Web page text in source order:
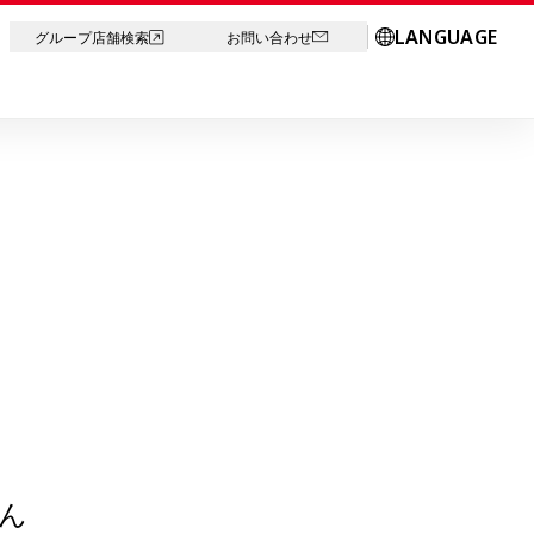
グループ店舗検索 お問い合わせ LANGUAGE